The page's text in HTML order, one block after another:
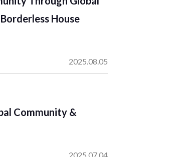
House
2025.08.05
Community &
2025.07.04